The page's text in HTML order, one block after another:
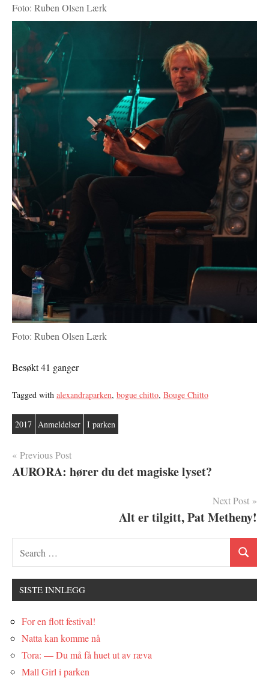
Foto: Ruben Olsen Lærk
Foto: Ruben Olsen Lærk
Besøkt 41 ganger
Tagged with alexandraparken, bogue chitto, Bouge Chitto
2017 Anmeldelser I parken
Innleggsnavigasjon
Previous Post
AURORA: hører du det magiske lyset?
Next Post
Alt er tilgitt, Pat Metheny!
SISTE INNLEGG
For en flott festival!
Natta kan komme nå
Tora: — Du må få huet ut av ræva
Mall Girl i parken